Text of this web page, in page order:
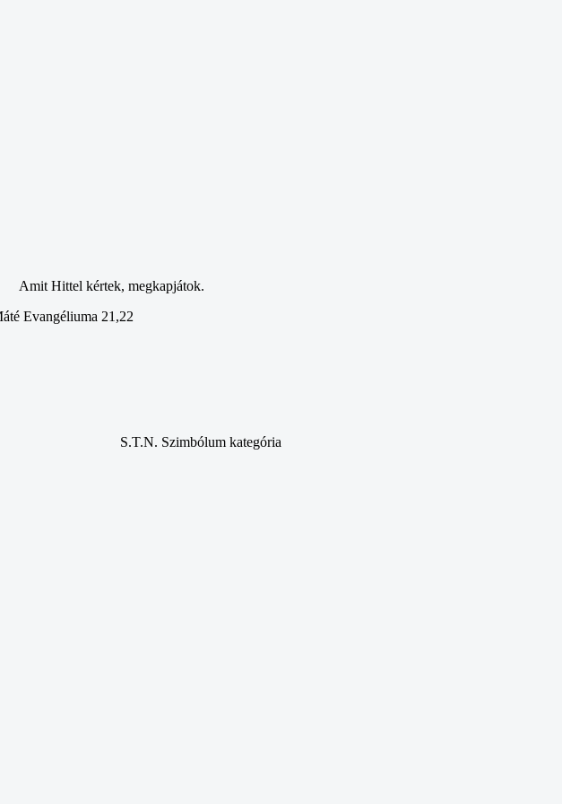
Amit Hittel kértek, megkapjátok.
Evangéliuma 21,22
S.T.N. Szimbólum kategória